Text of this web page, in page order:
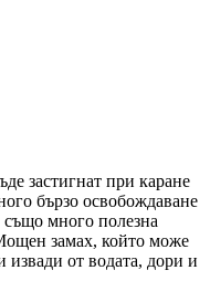
застигнат при каране
бързо освобождаване
също много полезна
замах, който може
извади от водата, дори и